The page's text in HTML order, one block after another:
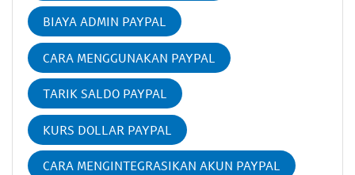
BIAYA ADMIN PAYPAL
CARA MENGGUNAKAN PAYPAL
TARIK SALDO PAYPAL
KURS DOLLAR PAYPAL
CARA MENGINTEGRASIKAN AKUN PAYPAL